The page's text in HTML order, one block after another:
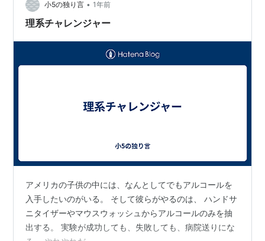
小5の独り言 • 1年前
理系チャレンジャー
アメリカの子供の中には、なんとしてでもアルコールを
入手したいのがいる。 そして彼らがやるのは、 ハンドサ
ニタイザーやマウスウォッシュからアルコールのみを抽
出する。 実験が成功しても、失敗しても、病院送りにな